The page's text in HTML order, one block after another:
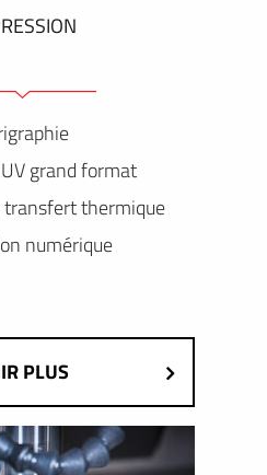
grand format
transfert thermique
numérique
PLUS